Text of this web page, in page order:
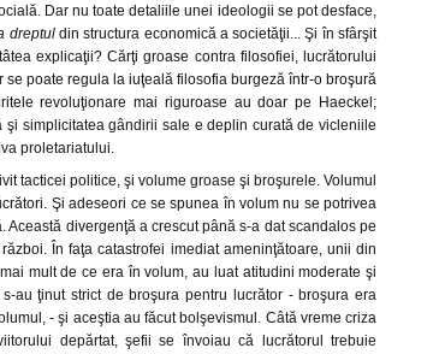
Dar nu toate detaliile unei ideologii se pot desface,
dreptuldin structura economică a societăţii... Şi în sfârşit
explicaţii? Cărţi groase contra filosofiei, lucrătorului
poate regula la iuţeală filosofia burgeză într-o broşură
revoluţionare mai riguroase au doar pe Haeckel;
simplicitatea gândirii sale e deplin curată de vicleniile
proletariatului.
tacticei politice, şi volume groase şi broşurele. Volumul
Şi adeseori ce se spunea în volum nu se potrivea
Această divergenţă a crescut până s-a dat scandalos pe
În faţa catastrofei imediat ameninţătoare, unii din
mult de ce era în volum, au luat atitudini moderate şi
au ţinut strict de broşura pentru lucrător - broşura era
- şi aceştia au făcut bolşevismul. Câtă vreme criza
depărtat, şefii se învoiau că lucrătorul trebuie